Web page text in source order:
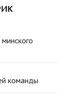
команды